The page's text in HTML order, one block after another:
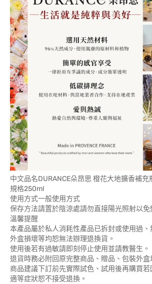
中文品名DURANCE朵昂思 橙花大地擴香補
規格250ml
使用方式一般使用方式
保存方法請置於陰涼處請勿直接陽光照射以免
溫馨提醒
本產品屬於私人消耗性產品已拆封或使用過
外盒損壞等均恕無法辦理退換貨。
使用後若有過敏請即刻停止使用並請教醫生。
退貨時務必附回原完整商品、贈品、包裝外盒
商品建議下訂前先實際試色、試用後再購買
適等症狀恕不接受退換。